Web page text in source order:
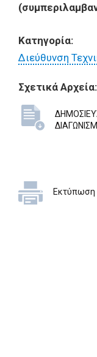
Κατηγορία:
Διεύθυνση
Σχετικά Αρχεία:
Εκτύπωση